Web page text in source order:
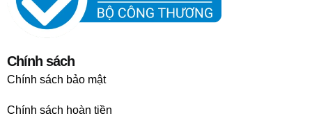
Chính sách
Chính sách bảo mật
Chính sách hoàn tiền